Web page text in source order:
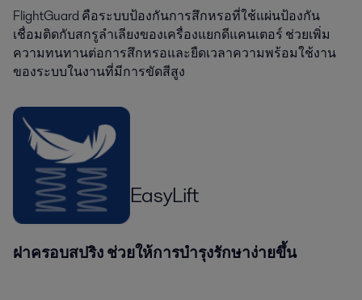
FlightGuard คือระบบป้องกันการสึกหรอที่ใช้แผ่นป้องกัน
เชื่อมติดกับสกรูลำเลียงของเครื่องแยกดีแคนเตอร์ ช่วยเพิ่ม
ความทนทานต่อการสึกหรอและยืดเวลาความพร้อมใช้งาน
ของระบบในงานที่มีการขัดสีสูง
EasyLift
ฝาครอบสปริง ช่วยให้การบำรุงรักษาง่ายขึ้น